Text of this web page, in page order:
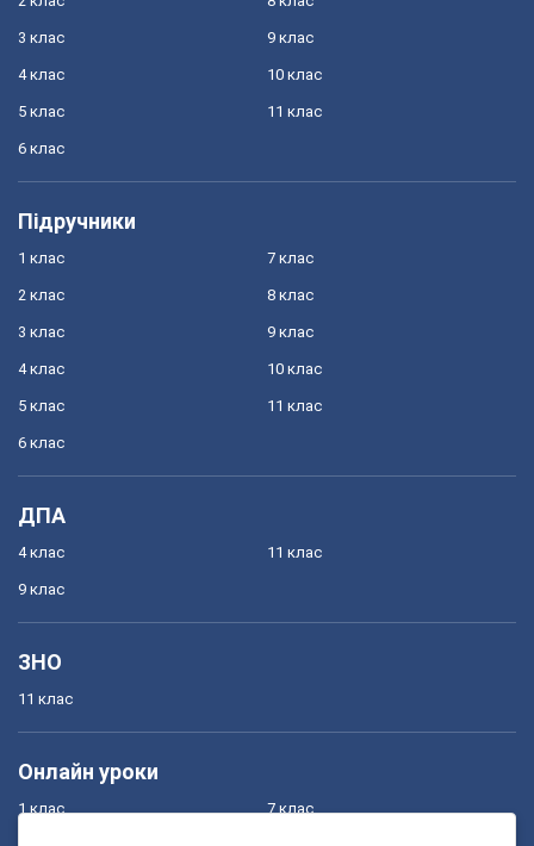
3 клас
4 клас
5 клас
6 клас
9 клас
10 клас
11 клас
Підручники
1 клас
2 клас
3 клас
4 клас
5 клас
6 клас
7 клас
8 клас
9 клас
10 клас
11 клас
ДПА
4 клас
9 клас
11 клас
ЗНО
11 клас
Онлайн уроки
1 клас 7 клас